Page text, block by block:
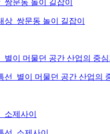
상_쌍문동 놀이 길잡이
선_별이 머물던 공간 산업의